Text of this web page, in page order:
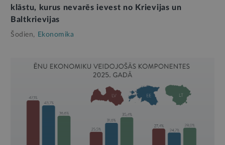
klāstu, kurus nevarēs ievest no Krievijas un
Baltkrievijas
Šodien, Ekonomika